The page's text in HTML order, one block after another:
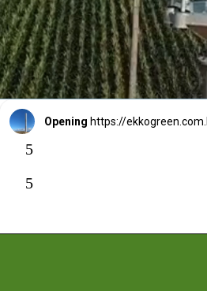
Savonius e
Opening
5
5